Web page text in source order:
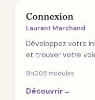
RELATIONS
Connexion
Laurent Marchand
Développez votre
et trouver votre
9h005 modules
Découvrir →